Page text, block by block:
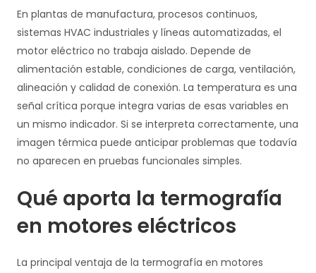
En plantas de manufactura, procesos continuos,
sistemas HVAC industriales y líneas automatizadas, el
motor eléctrico no trabaja aislado. Depende de
alimentación estable, condiciones de carga, ventilación,
alineación y calidad de conexión. La temperatura es una
señal crítica porque integra varias de esas variables en
un mismo indicador. Si se interpreta correctamente, una
imagen térmica puede anticipar problemas que todavía
no aparecen en pruebas funcionales simples.
Qué aporta la termografía
en motores eléctricos
La principal ventaja de la termografía en motores